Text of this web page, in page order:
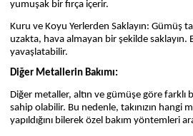
yumuşak bir fırça içerir.
Kuru ve Koyu Yerlerden Saklayın: Gümüş
uzakta, hava almayan bir şekilde saklayın.
yavaşlatabilir.
Diğer Metallerin Bakımı:
Diğer metaller, altın ve gümüşe göre farklı
sahip olabilir. Bu nedenle, takınızın hangi
yapıldığını bilerek özel bakım yöntemleri